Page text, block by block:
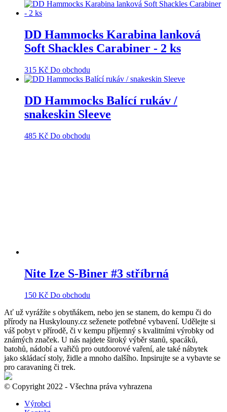
DD Hammocks Karabina lanková
Soft Shackles Carabiner - 2 ks
315 Kč Do obchodu
DD Hammocks Balící rukáv /
snakeskin Sleeve
485 Kč Do obchodu
Nite Ize S-Biner #3 stříbrná
150 Kč Do obchodu
Ať už vyrážíte s obytňákem, nebo jen se stanem, do kempu či do
přírody na Huskylouny.cz seženete potřebné vybavení. Udělejte si
váš pobyt v přírodě, či v kempu příjemný s kvalitními výrobky od
známých značek. U nás najdete široký výběr stanů, spacáků,
batohů, nádobí a vařičů pro outdoorové vaření, ale také nábytek
jako skládací stoly, židle a mnoho dalšího. Inpsirujte se a vybavte se
pro caravaning či trek.
© Copyright 2022 - Všechna práva vyhrazena
Výrobci